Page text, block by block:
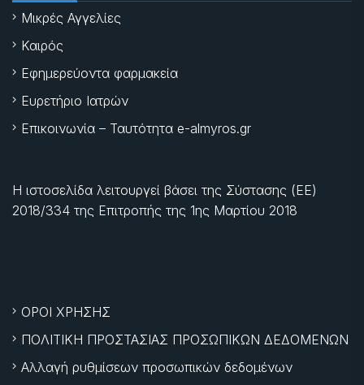
Μικρές Αγγελίες
Καιρός
Εφημερεύοντα φαρμακεία
Ευρετήριο Ιατρών
Επικοινωνία – Ταυτότητα e-almyros.gr
Η ιστοσελίδα λειτουργεί βάσει της Σύστασης (ΕΕ)
2018/334 της Επιτροπής της 1ης Μαρτίου 2018
ΟΡΟΙ ΧΡΗΣΗΣ
ΠΟΛΙΤΙΚΗ ΠΡΟΣΤΑΣΙΑΣ ΠΡΟΣΩΠΙΚΩΝ ΔΕΔΟΜΕΝΩΝ
Αλλαγή ρυθμίσεων προσωπικών δεδομένων